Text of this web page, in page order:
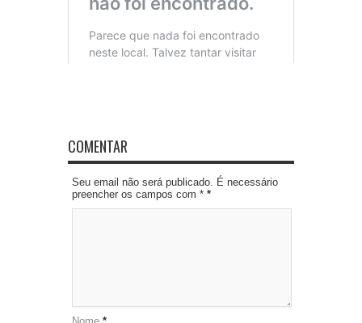
COMENTAR
Seu email não será publicado. É necessário
preencher os campos com * *